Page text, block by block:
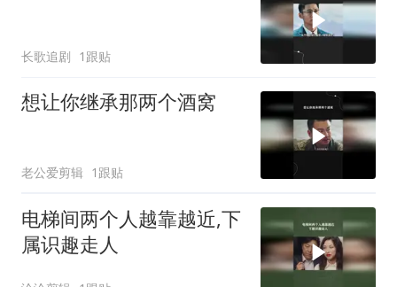
长歌追剧 1跟贴
想让你继承那两个酒窝
老公爱剪辑 1跟贴
电梯间两个人越靠越近,下
属识趣走人